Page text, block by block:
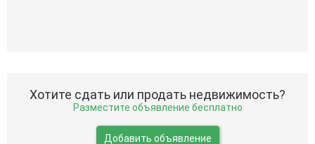
Хотите сдать или продать недвижимость?
Разместите объявление бесплатно
Добавить объявление